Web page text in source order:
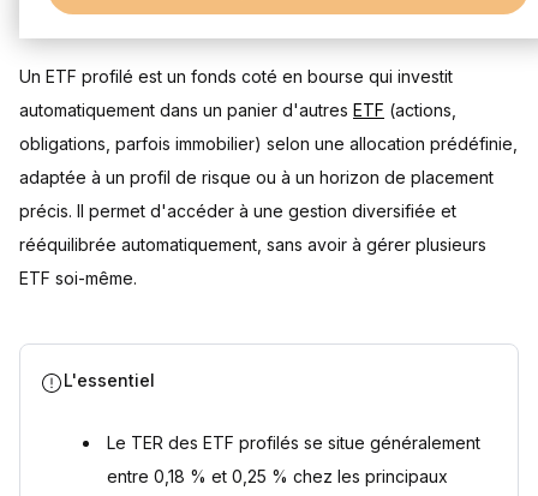
Avantages d’un ETF profilé : diversification, simplicité, coût
Exemples d’ETF profilés
Vanguard LifeStrategy
iShares Portfolio
Amundi Lifecycle
Comment choisir un ETF profilé ?
Déterminer son profil d’investisseur
Le bon ETF profilé, c'est celui qui correspond à votre profil
Qu'est-ce qui différencie un ETF profilé d'un ETF classique
Quels sont les frais d'un ETF profilé ?
Mis à jour le 30 juillet 2026
Un ETF profilé est un fonds coté en bourse qui investit
automatiquement dans un panier d'autres ETF (actions,
obligations, parfois immobilier) selon une allocation prédéfinie,
adaptée à un profil de risque ou à un horizon de placement
précis. Il permet d'accéder à une gestion diversifiée et
rééquilibrée automatiquement, sans avoir à gérer plusieurs
ETF soi-même.
L'essentiel
Le TER des ETF profilés se situe généralement
entre 0,18 % et 0,25 % chez les principaux